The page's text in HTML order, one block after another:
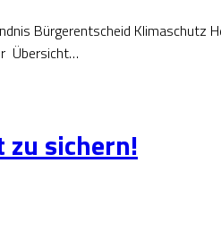
Bürgerentscheid Klimaschutz
Übersicht…
sichern!